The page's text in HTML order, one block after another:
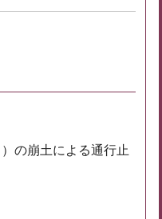
の崩土による通行止